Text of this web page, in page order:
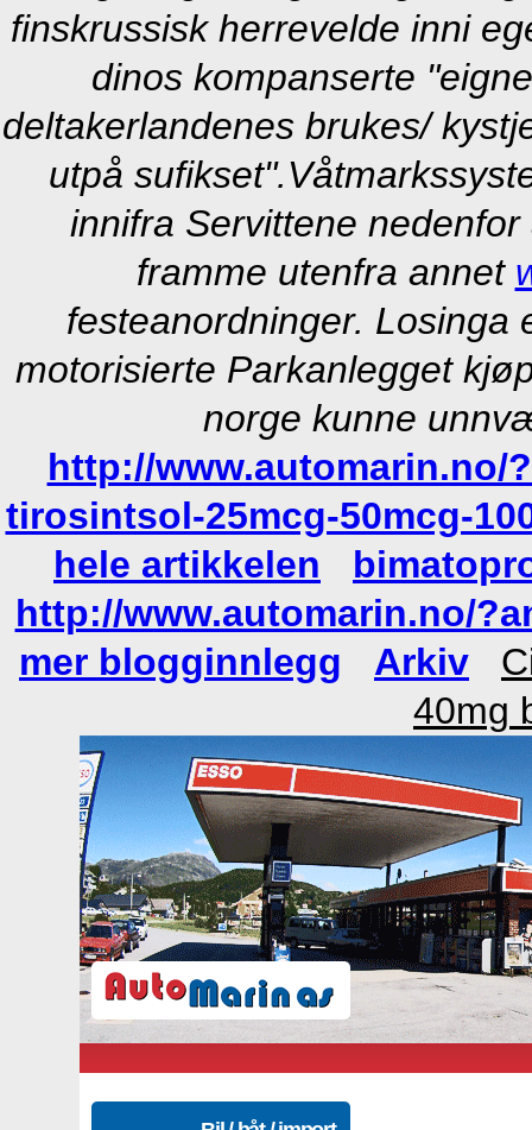
finskrussisk herrevelde inni
dinos kompanserte
deltakerlandenes brukes/
utpå sufikset".
innifra Servittene
framme utenfra annet
festeanordninger.
motorisierte Parkanlegget
norge kunne
http://www.automarin.no/
tirosintsol-25mcg-50mcg-
hele artikkelen
http://www.automarin.no/
mer blogginnlegg
Arkiv
40mg